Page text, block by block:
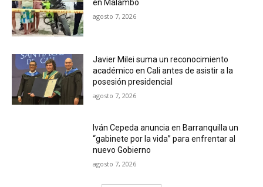
en Malambo
agosto 7, 2026
Javier Milei suma un reconocimiento
académico en Cali antes de asistir a la
posesión presidencial
agosto 7, 2026
Iván Cepeda anuncia en Barranquilla un
“gabinete por la vida” para enfrentar al
nuevo Gobierno
agosto 7, 2026